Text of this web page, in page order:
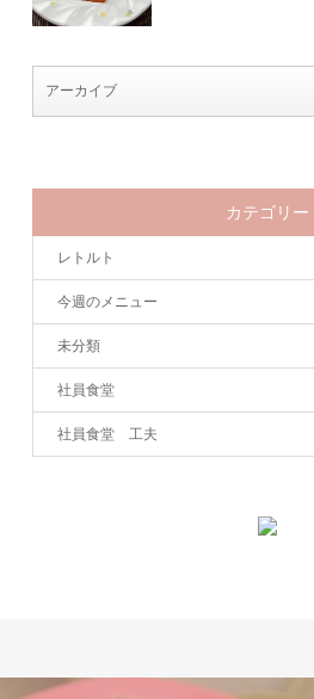
カテゴリー
レトルト
今週のメニュー
未分類
社員食堂
社員食堂 工夫